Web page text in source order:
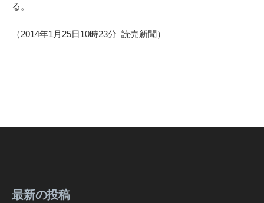
る。
（2014年1月25日10時23分 読売新聞）
最新の投稿